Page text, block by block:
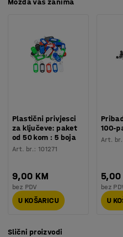
uskladili s ostalim namještajem.
Potreban vam je prostor za
asortimana QBUS je dizajniran
Plastični privjesci
za ključeve: paket
od 50 kom : 5 boja
Art. br.:101271
9,00 KM
bez PDV
U KOŠARICU
100-
Art. br.
5,00
bez
U
Slični proizvodi